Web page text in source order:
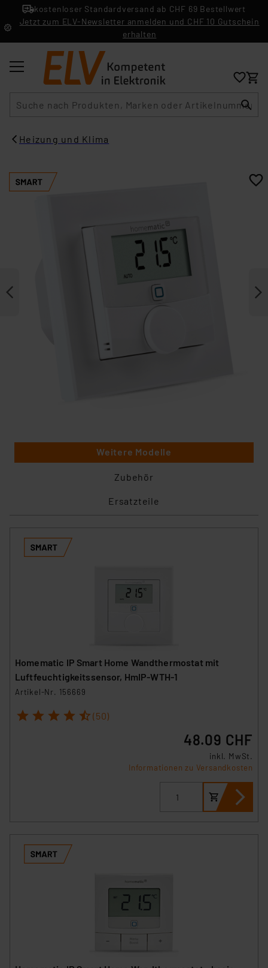
kostenloser Standardversand ab CHF 69 Bestellwert
Jetzt zum ELV-Newsletter anmelden und CHF 10 Gutschein
erhalten
Heizung und Klima
Weitere Modelle
Zubehör
Ersatzteile
Homematic IP Smart Home Wandthermostat mit
Luftfeuchtigkeitssensor, HmIP-WTH-1
Artikel-Nr. 156669
1 2 3 4 5 (50)
48.09 CHF
inkl. MwSt.
Informationen zu Versandkosten